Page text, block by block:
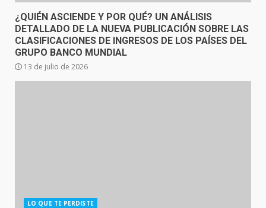
¿QUIÉN ASCIENDE Y POR QUÉ? UN ANÁLISIS
DETALLADO DE LA NUEVA PUBLICACIÓN SOBRE LAS
CLASIFICACIONES DE INGRESOS DE LOS PAÍSES DEL
GRUPO BANCO MUNDIAL
13 de julio de 2026
LO QUE TE PERDISTE